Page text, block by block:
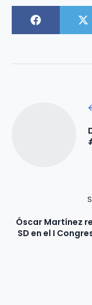
Óscar Martínez
SD en el I